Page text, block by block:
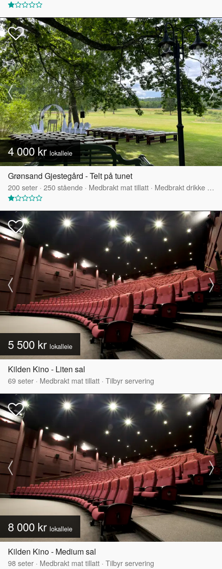
4 000 krlokalleie
Grønsand Gjestegård - Telt på tunet
200seter · 250stående · Medbrakt mat tillatt · Medbrakt drikke tillatt
5 500 kr lokalleie
Kilden Kino - Liten sal
69seter · Medbrakt mat tillatt · Tilbyr servering
8 000 kr lokalleie
Kilden Kino - Medium sal
98seter · Medbrakt mat tillatt · Tilbyr servering